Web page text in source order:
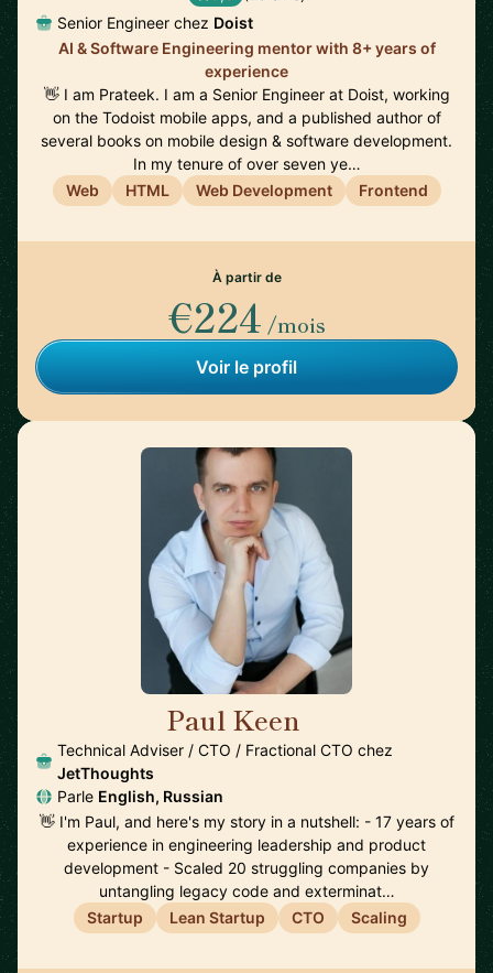
Senior Engineer chez Doist
AI & Software Engineering mentor with 8+ years of
experience
👋 I am Prateek. I am a Senior Engineer at Doist, working
on the Todoist mobile apps, and a published author of
several books on mobile design & software development.
In my tenure of over seven ye…
Web
HTML Web Development Frontend
À partir de
€224 /mois
Voir le profil
Paul Keen
Technical Adviser / CTO / Fractional CTO chez
JetThoughts
Parle English, Russian
👋 I'm Paul, and here's my story in a nutshell: - 17 years of
experience in engineering leadership and product
development - Scaled 20 struggling companies by
untangling legacy code and exterminat…
Startup
Lean Startup CTO Scaling